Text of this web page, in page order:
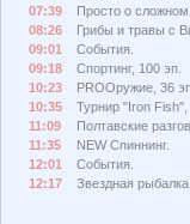
07:39
Просто о
08:26
Грибы и травы с
09:01
События.
09:18
Спортинг, 100 эп.
10:23
PROОружие, 36
10:35
Турнир "Iron Fish",
11:09
Полтавские
11:35
NEW Спиннинг.
12:01
События.
12:17
Звездная